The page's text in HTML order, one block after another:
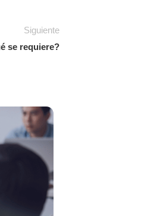
Siguiente
se requiere?